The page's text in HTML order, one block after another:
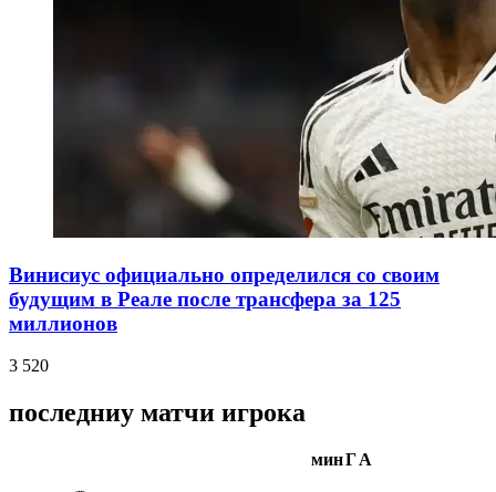
Винисиус официально определился со своим
будущим в Реале после трансфера за 125
миллионов
3 520
последниу матчи игрока
минГА